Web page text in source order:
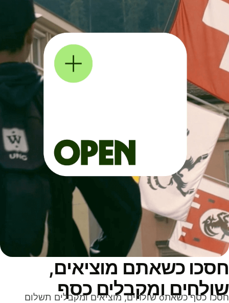
כשאתם מוציאים,
ומקבלים כסף
חסכו כסף כשאתo שולחים, מוציאים ומקבלים תשלום